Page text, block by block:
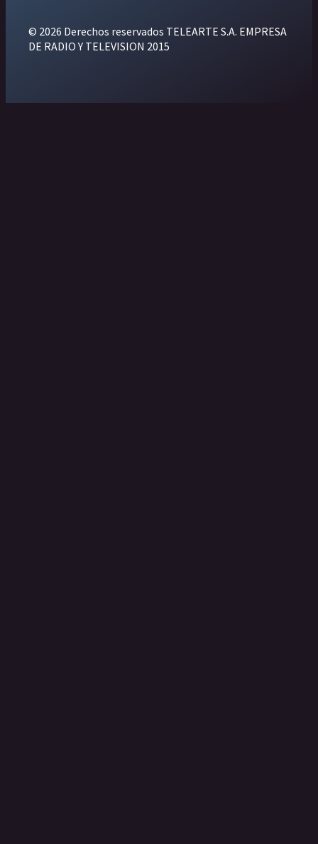
© 2026 Derechos reservados TELEARTE S.A. EMPRESA
DE RADIO Y TELEVISION 2015